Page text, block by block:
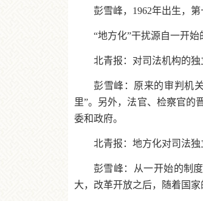
彭雪峰，1962年出生，
“地方化”干扰源自一开始
北青报：对司法机构的独
彭雪峰：原来的审判机
里”。另外，法官、检察官的
委和政府。
北青报：地方化对司法独
彭雪峰：从一开始的制
大，改革开放之后，随着国